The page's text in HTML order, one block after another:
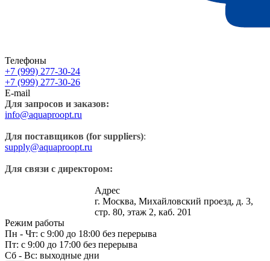
Телефоны
+7 (999) 277-30-24
+7 (999) 277-30-26
E-mail
Для запросов и заказов:
info@aquaproopt.ru
Для поставщиков (for suppliers):
supply@aquaproopt.ru
Для связи с директором:
Адрес
г. Москва, Михайловский проезд, д. 3,
стр. 80, этаж 2, каб. 201
Режим работы
Пн - Чт: с 9:00 до 18:00 без перерыва
Пт: с 9:00 до 17:00 без перерыва
Сб - Вс: выходные дни